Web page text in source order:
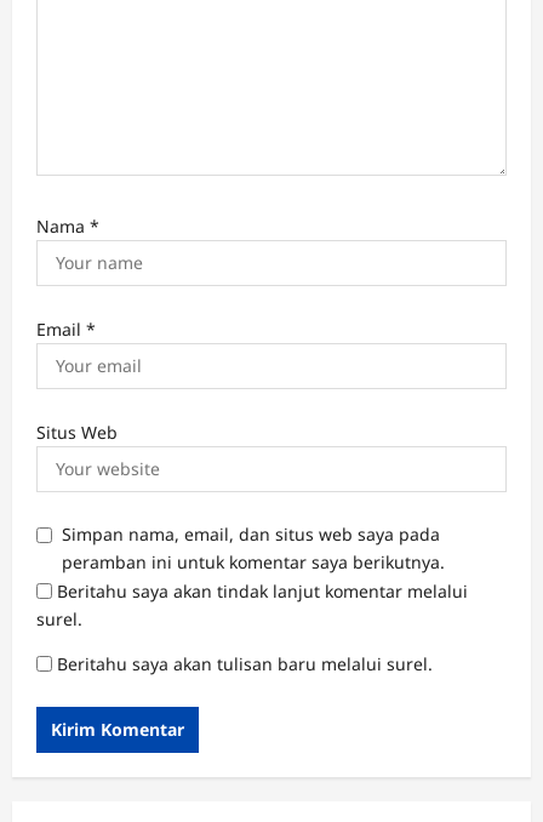
Nama *
Email *
Situs Web
Simpan nama, email, dan situs web saya pada
peramban ini untuk komentar saya berikutnya.
Beritahu saya akan tindak lanjut komentar melalui
surel.
Beritahu saya akan tulisan baru melalui surel.